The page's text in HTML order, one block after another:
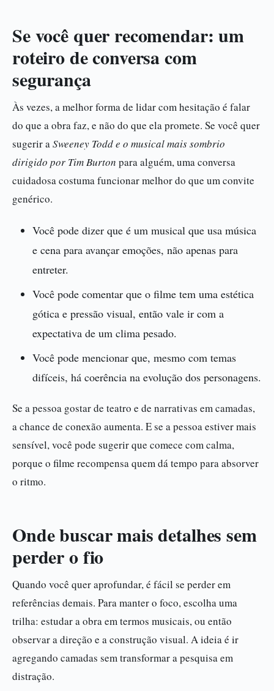
Se você quer recomendar: um
roteiro de conversa com
segurança
Às vezes, a melhor forma de lidar com hesitação é falar
do que a obra faz, e não do que ela promete. Se você quer
sugerir aSweeney Todd e o musical mais sombrio
dirigido por Tim Burton para alguém, uma conversa
cuidadosa costuma funcionar melhor do que um convite
genérico.
Você pode dizer que é um musical que usa música
e cena para avançar emoções, não apenas para
entreter.
Você pode comentar que o filme tem uma estética
gótica e pressão visual, então vale ir com a
expectativa de um clima pesado.
Você pode mencionar que, mesmo com temas
difíceis, há coerência na evolução dos personagens.
Se a pessoa gostar de teatro e de narrativas em camadas,
a chance de conexão aumenta. E se a pessoa estiver mais
sensível, você pode sugerir que comece com calma,
porque o filme recompensa quem dá tempo para absorver
o ritmo.
Onde buscar mais detalhes sem
perder o fio
Quando você quer aprofundar, é fácil se perder em
referências demais. Para manter o foco, escolha uma
trilha: estudar a obra em termos musicais, ou então
observar a direção e a construção visual. A ideia é ir
agregando camadas sem transformar a pesquisa em
distração.